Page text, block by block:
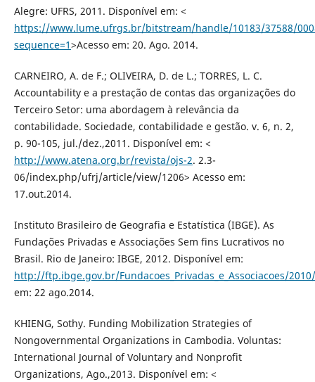
Alegre: UFRS, 2011. Disponível em: <
https://www.lume.ufrgs.br/bitstream/handle/10183/37588/
sequence=1>Acesso em: 20. Ago. 2014.
CARNEIRO, A. de F.; OLIVEIRA, D. de L.; TORRES, L. C.
Accountability e a prestação de contas das organizações do
Terceiro Setor: uma abordagem à relevância da
contabilidade. Sociedade, contabilidade e gestão. v. 6, n. 2,
p. 90-105, jul./dez.,2011. Disponível em: <
http://www.atena.org.br/revista/ojs-2. 2.3-
06/index.php/ufrj/article/view/1206> Acesso em:
17.out.2014.
Instituto Brasileiro de Geografia e Estatística (IBGE). As
Fundações Privadas e Associações Sem fins Lucrativos no
Brasil. Rio de Janeiro: IBGE, 2012. Disponível em:
http://ftp.ibge.gov.br/Fundacoes_Privadas_e_Associacoes/
em: 22 ago.2014.
KHIENG, Sothy. Funding Mobilization Strategies of
Nongovernmental Organizations in Cambodia. Voluntas:
International Journal of Voluntary and Nonprofit
Organizations, Ago.,2013. Disponível em: <